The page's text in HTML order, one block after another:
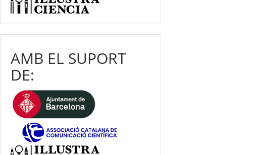
AMB EL SUPORT
DE: